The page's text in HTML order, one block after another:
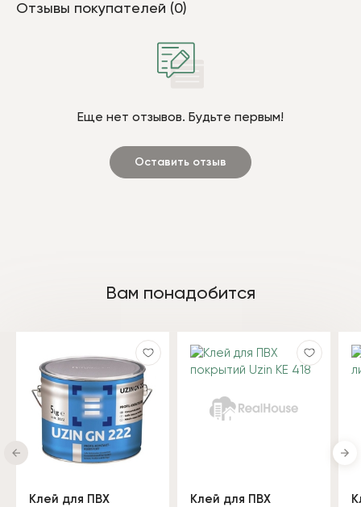
Отзывы покупателей (0)
Еще нет отзывов. Будьте первым!
Оставить отзыв
Вам понадобится
Клей для ПВХ
Клей для ПВХ